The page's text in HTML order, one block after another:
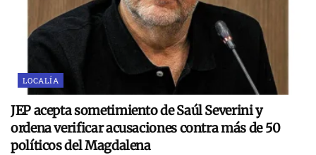
LOCALÍA
JEP acepta sometimiento de Saúl Severini y
ordena verificar acusaciones contra más de 50
políticos del Magdalena